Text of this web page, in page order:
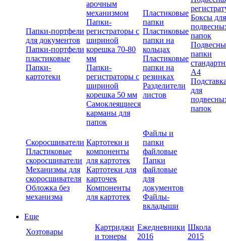
Папки-портфели
для документов
Папки-портфели
пластиковые
Папки-
картотеки
арочным
механизмом
Папки-
регистраторы с
шириной
корешка 70-80
мм
Папки-
регистраторы с
шириной
корешка 50 мм
Самоклеящиеся
карманы для
папок
Пластиковые
папки
Пластиковые
папки на
кольцах
Пластиковые
папки на
резинках
Разделители
листов
Боксы для
папок
папки
А4
для
папок
Скоросшиватели
Пластиковые
скоросшиватели
Механизмы для
скоросшивателя
Обложка без
механизма
Картотеки и
компоненты
для картотек
Картотеки для
карточек
Компоненты
для картотек
Файлы и
папки
файловые
Папки
файловые
для
документов
Файлы-
вкладыши
Еще
Хозтовары
Картриджи
и тонеры
Ежедневники
2016
Школа
2015